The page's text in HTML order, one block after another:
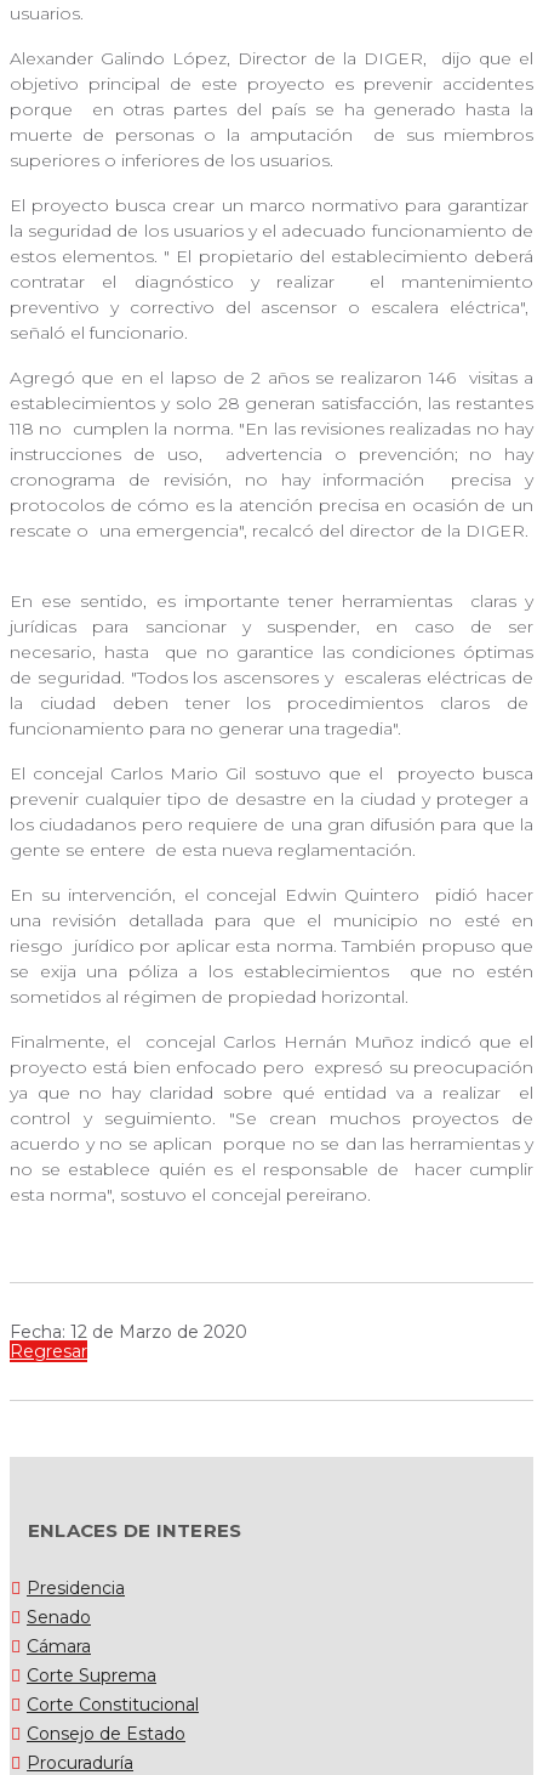
usuarios.
Alexander Galindo López, Director de la DIGER,
dijo que el
objetivo principal de este proyecto es prevenir accidentes
porque
en otras partes del país se ha generado hasta la
muerte de personas o la amputación
de sus miembros
superiores o inferiores de los usuarios.
El proyecto busca crear un marco normativo para garantizar
la seguridad de los usuarios y el adecuado funcionamiento de
estos elementos. " El propietario del establecimiento deberá
contratar el diagnóstico y realizar
el mantenimiento
preventivo y correctivo del ascensor o escalera eléctrica",
señaló el funcionario.
Agregó que en el lapso de 2 años se realizaron 146
visitas a
establecimientos y solo 28 generan satisfacción, las restantes
118 no
cumplen la norma. "En las revisiones realizadas no hay
instrucciones de uso,
advertencia o prevención; no hay
cronograma de revisión, no hay información
precisa y
protocolos de cómo es la atención precisa en ocasión de un
rescate o
una emergencia", recalcó del director de la DIGER.
En ese sentido, es importante tener herramientas
claras y
jurídicas para sancionar y suspender, en caso de ser
necesario, hasta
que no garantice las condiciones óptimas
de seguridad. "Todos los ascensores y escaleras eléctricas de
la ciudad deben tener los procedimientos claros de
funcionamiento para no generar una tragedia".
El concejal Carlos Mario Gil sostuvo que el
proyecto busca
prevenir cualquier tipo de desastre en la ciudad y proteger a
los ciudadanos pero requiere de una gran difusión para que la
gente se entere de esta nueva reglamentación.
En su intervención, el concejal Edwin Quintero
pidió hacer
una revisión detallada para que el municipio no esté en
riesgo
jurídico por aplicar esta norma. También propuso que
se exija una póliza a los establecimientos
que no estén
sometidos al régimen de propiedad horizontal.
Finalmente, el
concejal Carlos Hernán Muñoz indicó que el
proyecto está bien enfocado pero expresó su preocupación
ya que no hay claridad sobre qué entidad va a realizar
el
control y seguimiento. "Se crean muchos proyectos de
acuerdo y no se aplican
porque no se dan las herramientas y
no se establece quién es el responsable de
hacer cumplir
esta norma", sostuvo el concejal pereirano.
Fecha: 12 de Marzo de 2020
Regresar
ENLACES DE INTERES
Presidencia
Senado
Cámara
Corte Suprema
Corte Constitucional
Consejo de Estado
Procuraduría